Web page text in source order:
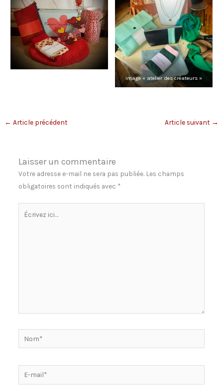
image « atelier des créateurs »
← Article précédent Article suivant →
Laisser un commentaire
Votre adresse e-mail ne sera pas publiée. Les champs
obligatoires sont indiqués avec *
mail*